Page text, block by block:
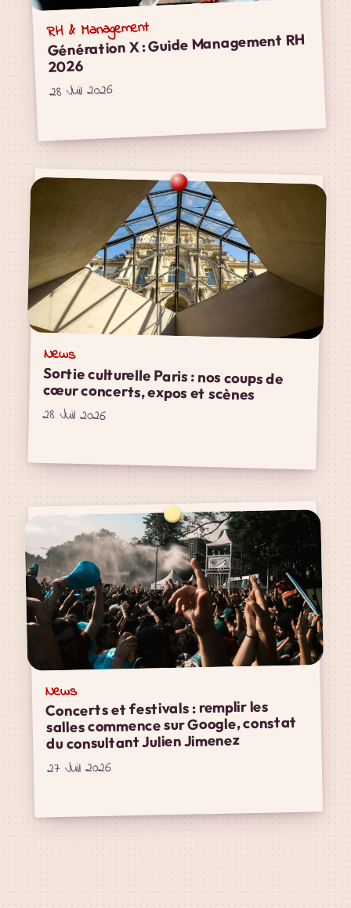
RH & Management
Génération X : Guide Management RH
2026
28 Juil 2026
News
Sortie culturelle Paris : nos coups de
cœur concerts, expos et scènes
28 Juil 2026
News
Concerts et festivals : remplir les
salles commence sur Google, constat
du consultant Julien Jimenez
27 Juil 2026